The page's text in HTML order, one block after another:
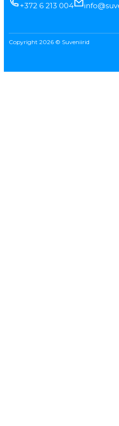
+372 6 213 004
Copyright 2026 © Suveniirid